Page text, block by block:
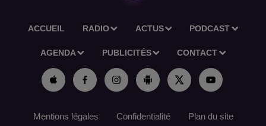
ACCUEIL RADIO ACTUS PODCAST
AGENDA PUBLICITÉS CONTACT
Mentions légales Confidentialité Plan du site